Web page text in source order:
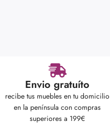
Envio gratuíto
recibe tus muebles en tu domicilio
en la península con compras
superiores a 199€